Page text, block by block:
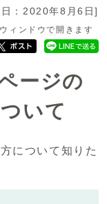
日：2020年8月6日]
ィンドウで開きます
ージの
いて
について知りた